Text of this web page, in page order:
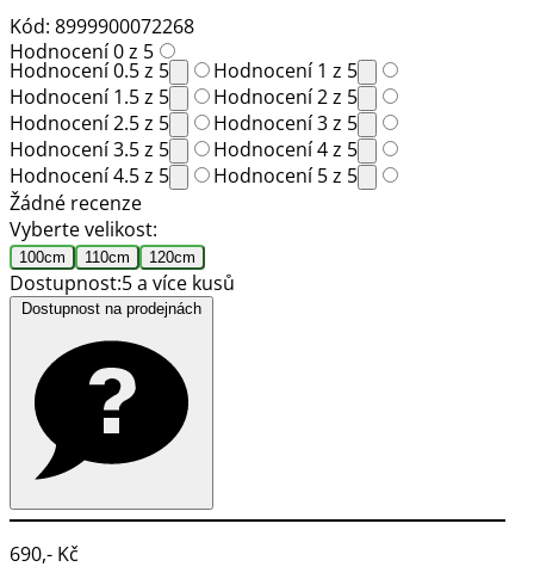
Kód: 8999900072268
Hodnocení 0 z 5
Hodnocení 0.5 z 5
Hodnocení 1 z 5
Hodnocení 1.5 z 5
Hodnocení 2 z 5
Hodnocení 2.5 z 5
Hodnocení 3 z 5
Hodnocení 3.5 z 5
Hodnocení 4 z 5
Hodnocení 4.5 z 5
Hodnocení 5 z 5
Žádné recenze
Vyberte velikost:
100cm 110cm 120cm
Dostupnost:5 a více kusů
690,- Kč